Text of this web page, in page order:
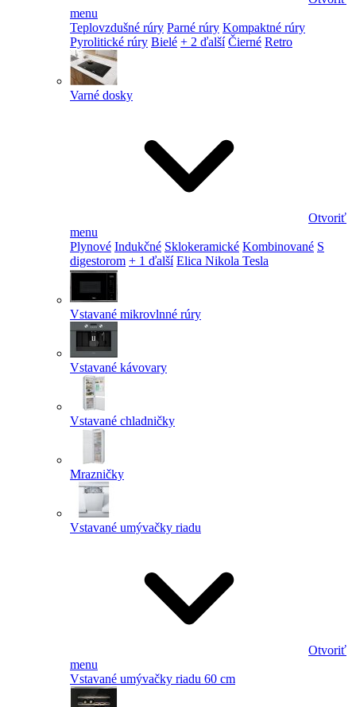
menu
Teplovzdušné rúry Parné rúry Kompaktné rúry
Pyrolitické rúry Bielé + 2 ďalší Čierné Retro
Varné dosky
Otvoriť
menu
Plynové Indukčné Sklokeramické Kombinované S
digestorom + 1 ďalší Elica Nikola Tesla
Vstavané mikrovlnné rúry
Vstavané kávovary
Vstavané chladničky
Mrazničky
Vstavané umývačky riadu
Otvoriť
menu
Vstavané umývačky riadu 60 cm